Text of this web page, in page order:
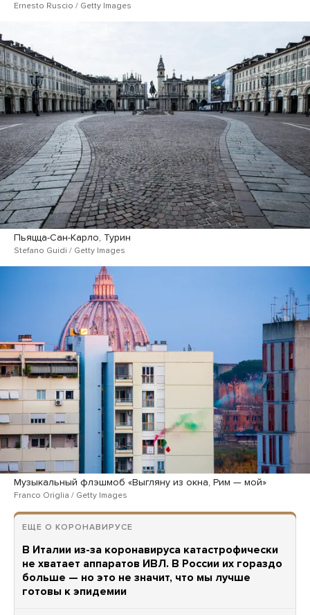
Ernesto Ruscio / Getty Images
Пьяцца-Сан-Карло, Турин
Stefano Guidi / Getty Images
Музыкальный флэшмоб «Выгляну из окна, Рим — мой»
Franco Origlia / Getty Images
ЕЩЕ О КОРОНАВИРУСЕ
В Италии из-за коронавируса катастрофически
не хватает аппаратов ИВЛ. В России их гораздо
больше — но это не значит, что мы лучше
готовы к эпидемии